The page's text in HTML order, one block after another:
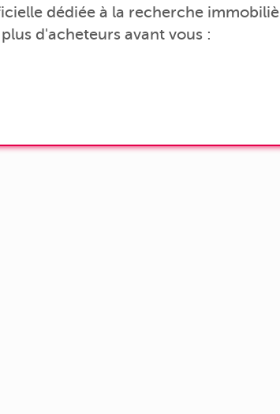
dédiée à la recherche
d'acheteurs avant vous :